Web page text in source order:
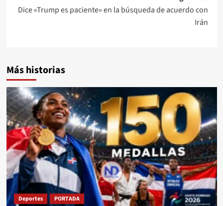
Dice «Trump es paciente» en la búsqueda de acuerdo con
Irán
Más historias
Deportes PORTADA